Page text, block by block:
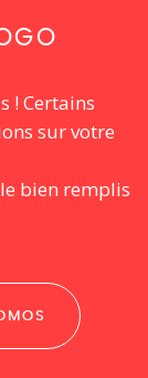
! Certains
sur votre
bien remplis